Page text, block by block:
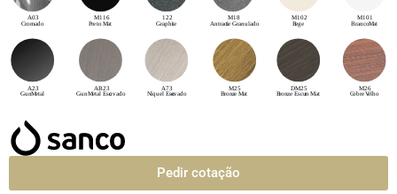
Pedir cotação